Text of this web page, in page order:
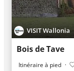
VISIT Wallonia
Bois de Tave
Itinéraire à pied ·